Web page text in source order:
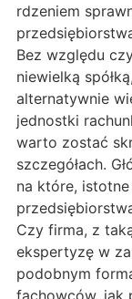
rdzeniem
Bez względu
niewielką
alternatywnie
jednostki
warto zostać
szczegółach.
na które,
Czy firma, z
ekspertyzę w
podobnym
fachowców, jak